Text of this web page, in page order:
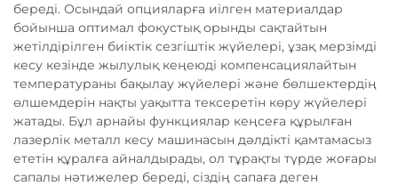
береді. Осындай опцияларға иілген материалдар
бойынша оптимал фокустық орынды сақтайтын
жетілдірілген биіктік сезгіштік жүйелері, ұзақ мерзімді
кесу кезінде жылулық кеңеюді компенсациялайтын
температураны бақылау жүйелері және бөлшектердің
өлшемдерін нақты уақытта тексеретін көру жүйелері
жатады. Бұл арнайы функциялар кеңсеға құрылған
лазерлік металл кесу машинасын дәлдікті қамтамасыз
ететін құралға айналдырады, ол тұрақты түрде жоғары
сапалы нәтижелер береді, сіздің сапаға деген